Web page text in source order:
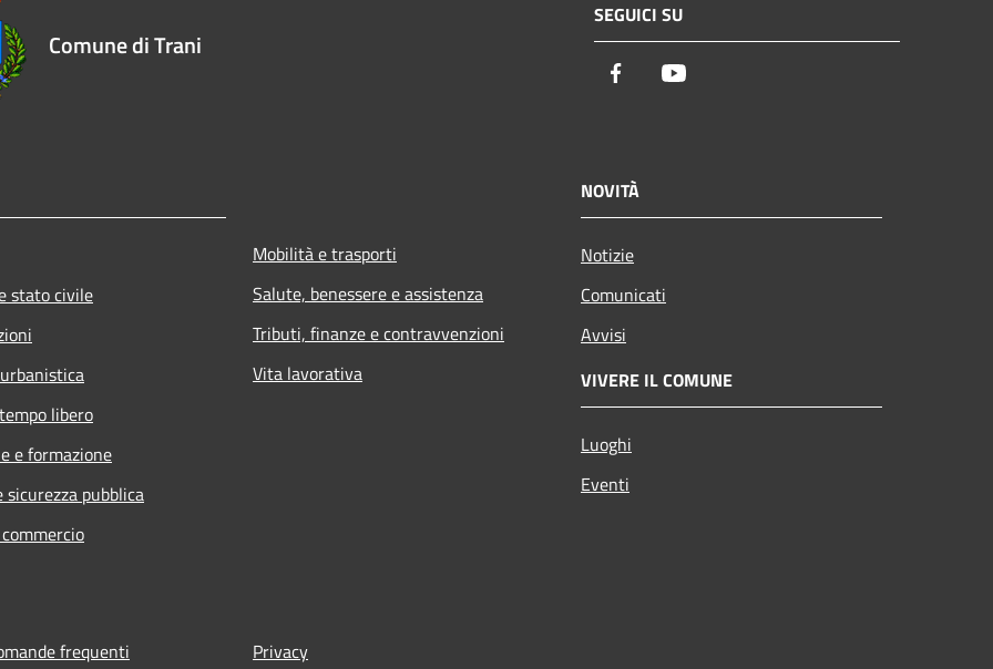
Comune di Trani
SEGUICI SU
Facebook
stato civile
libero
e formazione
sicurezza pubblica
Mobilità e trasporti
Salute, benessere e assistenza
Tributi, finanze e contravvenzioni
Vita lavorativa
NOVITÀ
Notizie
Comunicati
Avvisi
VIVERE IL COMUNE
Luoghi
Eventi
frequenti Privacy